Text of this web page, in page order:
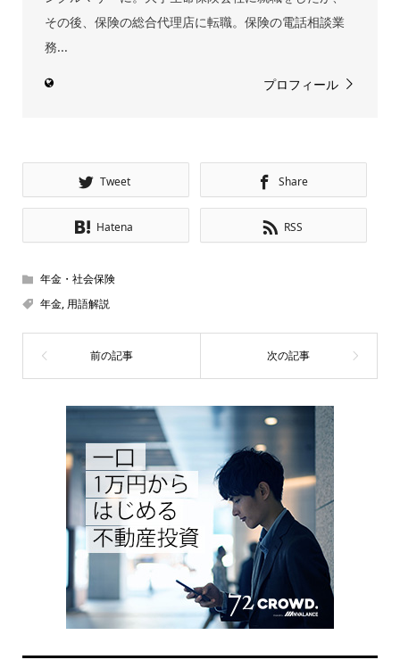
その後、保険の総合代理店に転職。保険の電話相談業
務...
プロフィール
Tweet Share
Hatena RSS
年金・社会保険
年金, 用語解説